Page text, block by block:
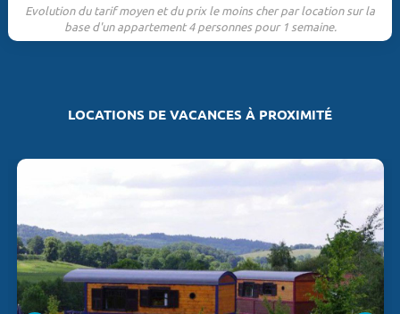
Evolution du tarif moyen et du prix le moins cher par location sur la
base d'un appartement 4 personnes pour 1 semaine.
LOCATIONS DE VACANCES À PROXIMITÉ